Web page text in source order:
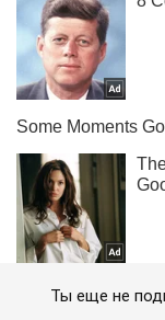
Ты еще не